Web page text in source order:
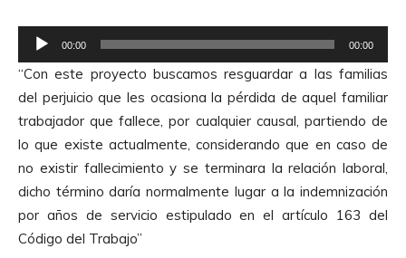
e
r
o
d
u
c
t
o
00:00 00:00
“Con este proyecto buscamos resguardar a las familias
del perjuicio que les ocasiona la pérdida de aquel familiar
trabajador que fallece, por cualquier causal, partiendo de
lo que existe actualmente, considerando que en caso de
no existir fallecimiento y se terminara la relación laboral,
dicho término daría normalmente lugar a la indemnización
por años de servicio estipulado en el artículo 163 del
Código del Trabajo”